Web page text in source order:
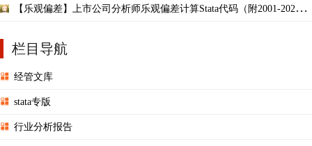
【乐观偏差】上市公司分析师乐观偏差计算Stata代码（附2001-2020年
栏目导航
经管文库
stata专版
行业分析报告